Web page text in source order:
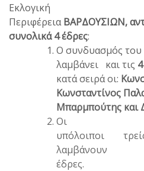
Εκλογική
ΠεριφέρειαΒΑΡΔΟΥΣΙΩΝ,
συνολικά 4 έδρες:
Ο συνδυασμός του
λαμβάνει και τις
κατά σειρά οι:
Κωνσταντίνος
Μπαρμπούτης και
Οι
υπόλοιποι
λαμβάνουν
έδρες.